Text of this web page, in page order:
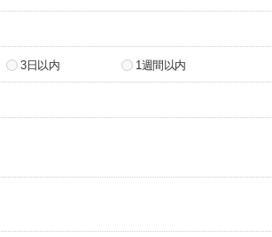
3日以内 1週間以内